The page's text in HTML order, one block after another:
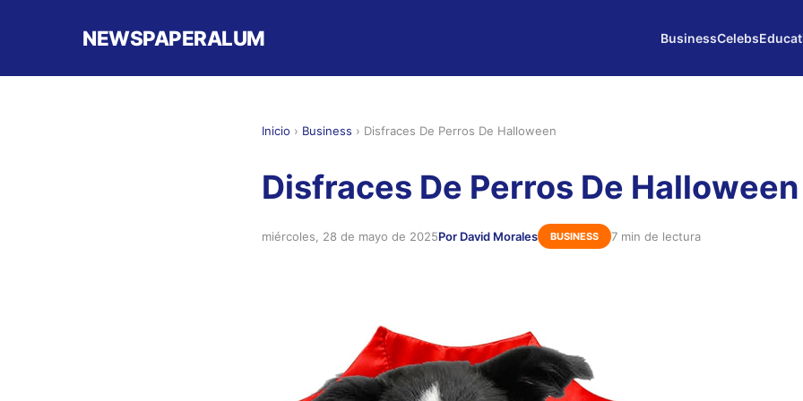
NEWSPAPERALUM BusinessCelebs
Inicio › Business › Disfraces De Perros De Halloween
Disfraces De Perros De Halloween
miércoles, 28 de mayo de 2025Por David Morales BUSINESS 7 min de lectura